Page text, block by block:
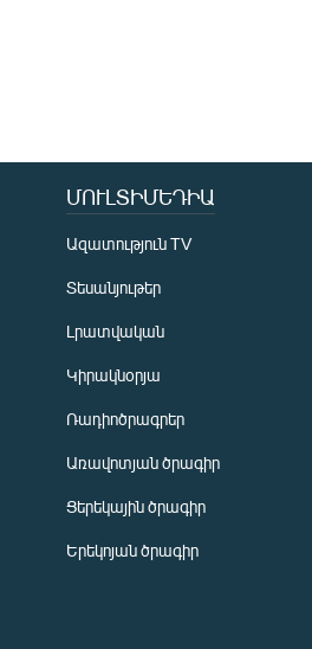
ՄՈՒԼՏԻՄԵԴԻԱ
Ազատություն TV
Տեսանյութեր
Լրատվական
Կիրակնօրյա
Ռադիոծրագրեր
Առավոտյան ծրագիր
Ցերեկային ծրագիր
Երեկոյան ծրագիր